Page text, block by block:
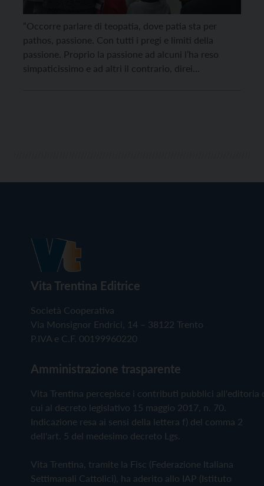
“Occorre parlare di teopatia, dove patia sta per
pathos, passione. Con tutti i pregi e limiti della
passione. Proprio la passione ad alcuni l’ha reso
simpaticissimo e ad altri il contrario, direi
Vita Trentina Editrice
Società Cooperativa
Via Monsignor Endrici, 14 – 38122 Trento
P.IVA e C.F. 00199960220
Amministrazione trasparente
Vita Trentina percepisce i contributi pubblici all'editoria
cui al decreto legislativo 15 maggio 2017, n. 70.
Indicazione resa ai sensi della lettera f) del comma 2
dell'art. 5 del medesimo decreto Lgs.
Vita Trentina, tramite la Fisc (Federazione Italiana
Settimanali Cattolici), ha aderito allo IAP (Istituto